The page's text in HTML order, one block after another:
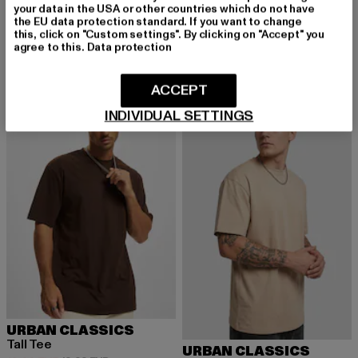
URBAN CLASSICS
Heavy Oversized
15,99 EUR
Derzeitiger Preis: 15,99 EUR
22,99 EURAktionspreis: 22,99 EUR
URBAN CLASSICS
Tall
12,99 EUR
Derzeitiger Preis: 12,99 EUR
19,99 EUR Aktionspreis:
URBAN CLASSICS
Tall Tee
NEU -30%
URBAN CLASSICS
your data in the USA or other countries which do not have
the EU data protection standard. If you want to change
this, click on "Custom settings". By clicking on "Accept" you
agree to this. Data protection
INDIVIDUAL SETTINGS
ACCEPT